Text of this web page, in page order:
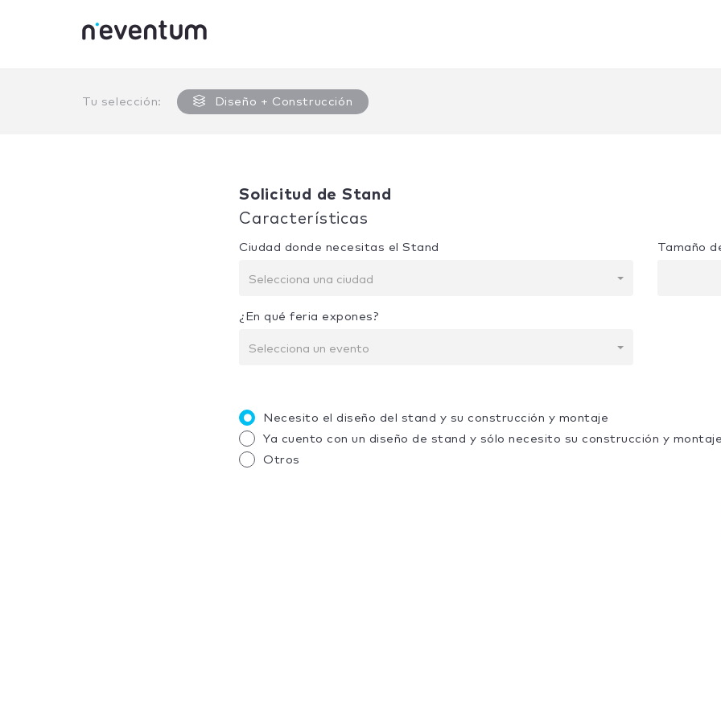
Tu selección: Diseño + Construcción
Solicitud de Stand
Características
Ciudad donde necesitas el Stand
Selecciona una ciudad
¿En qué feria expones?
Selecciona un evento
Tamaño
Necesito el diseño del stand y su construcción y montaje
Ya cuento con un diseño de stand y sólo necesito su construcción y montaje
Otros